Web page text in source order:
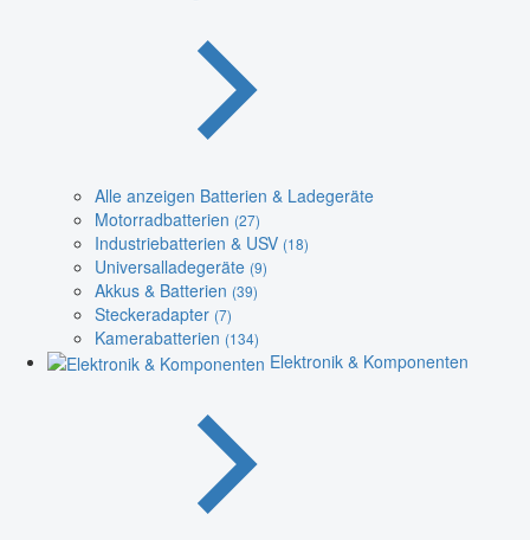
Alle anzeigen Batterien & Ladegeräte
Motorradbatterien (27)
Industriebatterien & USV (18)
Universalladegeräte (9)
Akkus & Batterien (39)
Steckeradapter (7)
Kamerabatterien (134)
Elektronik & Komponenten